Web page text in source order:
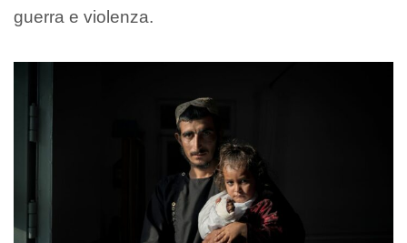
guerra e violenza.